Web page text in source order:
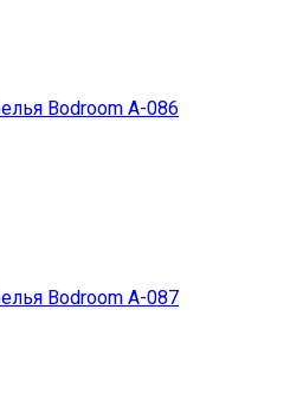
Bodroom A-086
Bodroom A-087